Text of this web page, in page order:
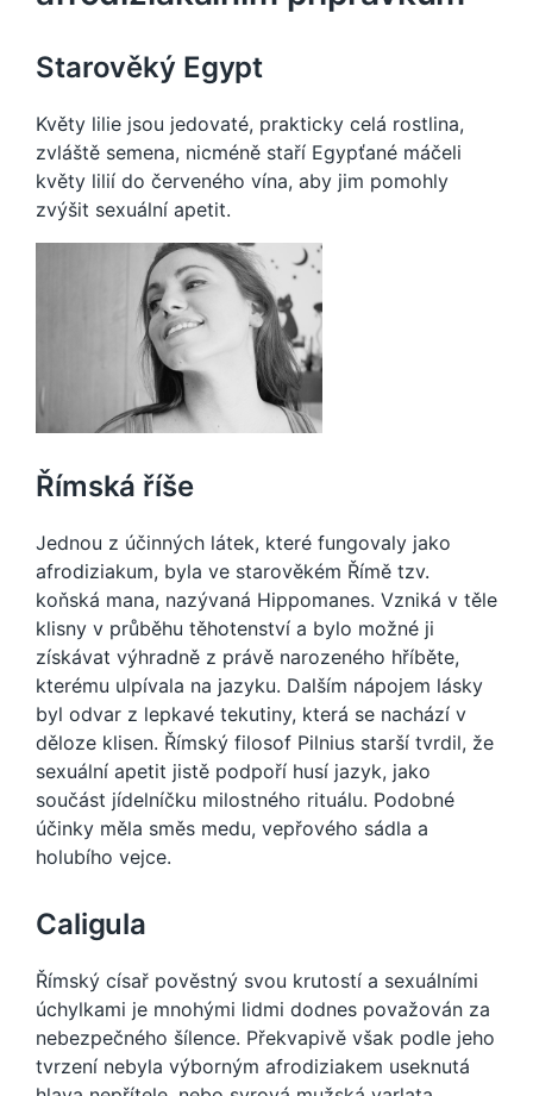
Starověký Egypt
Květy lilie jsou jedovaté, prakticky celá rostlina,
zvláště semena, nicméně staří Egypťané máčeli
květy lilií do červeného vína, aby jim pomohly
zvýšit sexuální apetit.
Římská říše
Jednou z účinných látek, které fungovaly jako
afrodiziakum, byla ve starověkém Římě tzv.
koňská mana, nazývaná Hippomanes. Vzniká v těle
klisny v průběhu těhotenství a bylo možné ji
získávat výhradně z právě narozeného hříběte,
kterému ulpívala na jazyku. Dalším nápojem lásky
byl odvar z lepkavé tekutiny, která se nachází v
děloze klisen. Římský filosof Pilnius starší tvrdil, že
sexuální apetit jistě podpoří husí jazyk, jako
součást jídelníčku milostného rituálu. Podobné
účinky měla směs medu, vepřového sádla a
holubího vejce.
Caligula
Římský císař pověstný svou krutostí a sexuálními
úchylkami je mnohými lidmi dodnes považován za
nebezpečného šílence. Překvapivě však podle jeho
tvrzení nebyla výborným afrodiziakem useknutá